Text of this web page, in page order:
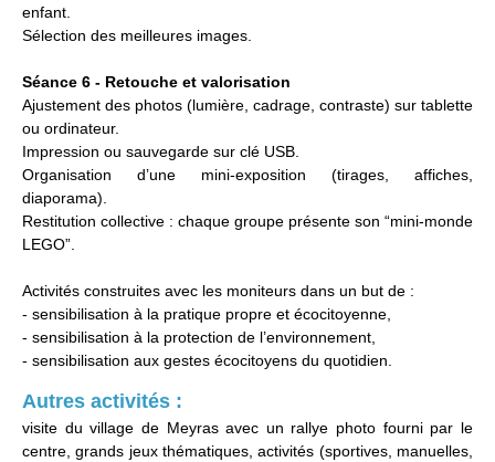
enfant.
Sélection des meilleures images.
Séance 6 - Retouche et valorisation
Ajustement des photos (lumière, cadrage, contraste) sur tablette
ou ordinateur.
Impression ou sauvegarde sur clé USB.
Organisation d’une mini-exposition (tirages, affiches,
diaporama).
Restitution collective : chaque groupe présente son “mini-monde
LEGO”.
Activités construites avec les moniteurs dans un but de :
- sensibilisation à la pratique propre et écocitoyenne,
- sensibilisation à la protection de l’environnement,
- sensibilisation aux gestes écocitoyens du quotidien.
Autres activités :
visite du village de Meyras avec un rallye photo fourni par le
centre, grands jeux thématiques, activités (sportives, manuelles,